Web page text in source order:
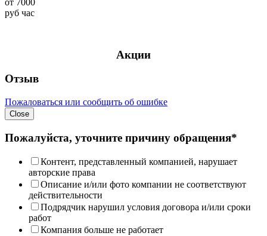
руб час
Акции
Отзыв
Пожаловаться или сообщить об ошибке
Close
Пожалуйста, уточните причину обращения*
Контент, представленный компанией, нарушает
авторские права
Описание и/или фото компании не соответствуют
действительности
Подрядчик нарушил условия договора и/или сроки
работ
Компания больше не работает